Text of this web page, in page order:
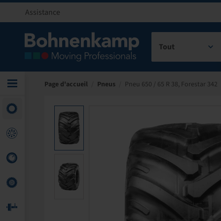
Assistance
Tout
Page d'accueil Pneus Pneu 650 / 65 R 38, Forestar 342